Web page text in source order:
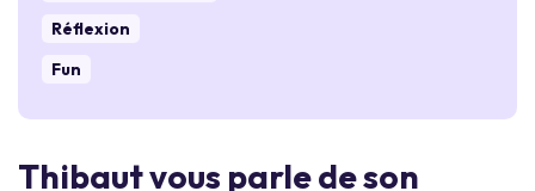
Réflexion
Fun
Thibaut vous parle de son